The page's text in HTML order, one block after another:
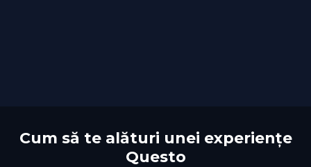
Cum să te alături unei experiențe
Questo